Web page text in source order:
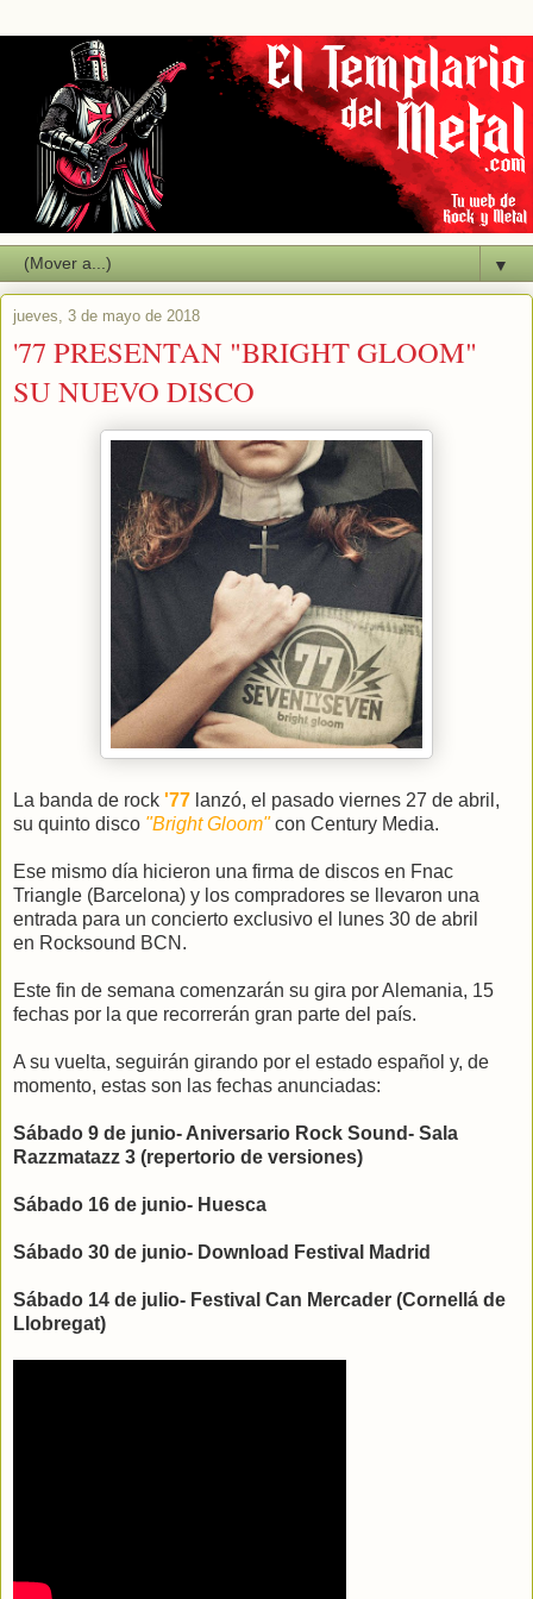
▼
jueves, 3 de mayo de 2018
'77 PRESENTAN "BRIGHT GLOOM"
SU NUEVO DISCO
La banda de rock '77 lanzó, el pasado viernes 27 de abril,
su quinto disco "Bright Gloom"con Century Media.
Ese mismo día hicieron una firma de discos en Fnac
Triangle (Barcelona) y los compradores se llevaron una
entrada para un concierto exclusivo el lunes 30 de abril
en Rocksound BCN.
Este fin de semana comenzarán su gira por Alemania, 15
fechas por la que recorrerán gran parte del país.
A su vuelta, seguirán girando por el estado español y, de
momento, estas son las fechas anunciadas:
Sábado 9 de junio- Aniversario Rock Sound- Sala
Razzmatazz 3 (repertorio de versiones)
Sábado 16 de junio- Huesca
Sábado 30 de junio- Download Festival Madrid
Sábado 14 de julio- Festival Can Mercader (Cornellá de
Llobregat)